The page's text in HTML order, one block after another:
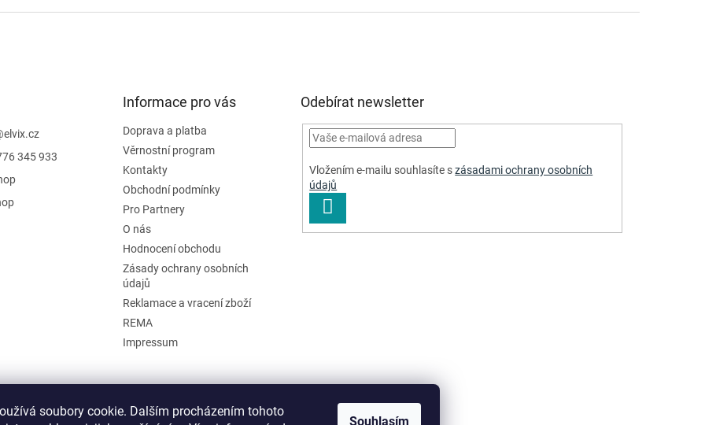
soubory cookie. Dalším procházením tohoto
Souhlasím
elvix.cz
345 933
Informace pro vás
Doprava a platba
Věrnostní program
Kontakty
Obchodní podmínky
Pro Partnery
O nás
Hodnocení obchodu
Zásady ochrany osobních
údajů
Reklamace a vracení zboží
REMA
Impressum
Odebírat newsletter
Vložením e-mailu souhlasíte szásadami ochrany osobních
údajů
SE